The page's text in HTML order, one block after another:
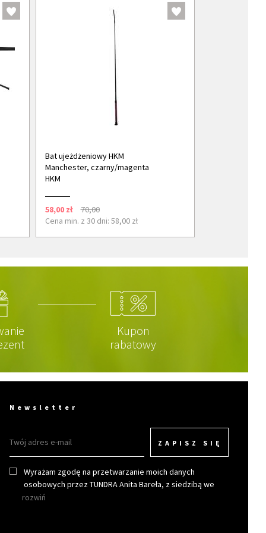
Bat ujeżdżeniowy HKM
Manchester, czarny/magenta
HKM
58,00 zł
70,00
Cena min. z 30 dni: 58,00 zł
Kupon
rabatowy
Newsletter
ZAPISZ SIĘ
Wyrażam zgodę na przetwarzanie moich danych
osobowych przez TUNDRA Anita Bareła, z siedzibą we
Wrocławiu w celu otrzymywania newslettera.
rozwiń